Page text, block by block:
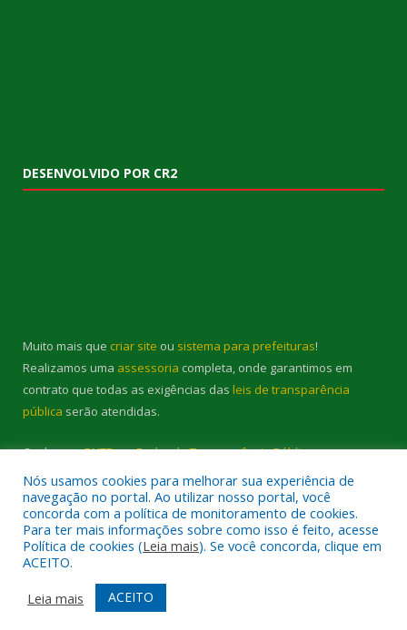
DESENVOLVIDO POR CR2
Muito mais que criar site ou sistema para prefeituras!
Realizamos uma assessoria completa, onde garantimos em
contrato que todas as exigências das leis de transparência
pública serão atendidas.
Conheça oPNTPe oRadar da Transparência Pública
Todos os direitos reservados a Prefeitura Municipal de Cambará.
Acessar Área Administrativa
Acessar Webmail
Nós usamos cookies para melhorar sua experiência de
navegação no portal. Ao utilizar nosso portal, você
concorda com a política de monitoramento de cookies.
Para ter mais informações sobre como isso é feito, acesse
Política de cookies (Leia mais). Se você concorda, clique em
ACEITO.
Leia mais
ACEITO